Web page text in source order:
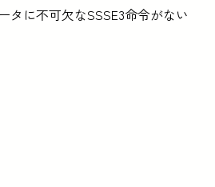
タに不可欠なSSSE3命令がない